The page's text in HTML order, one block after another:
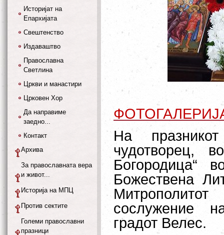
На
чудотворец,
Богородица“
Божествена
сослужение
градот Велес.
Историјат на
Епархијата
Свештенство
Издаваштво
Православна
Светлина
Цркви и манастири
Црковен Хор
Да направиме
заедно...
Контакт
Архива
За православната вера
и живот...
Историја на МПЦ
Против сектите
Големи православни
празници